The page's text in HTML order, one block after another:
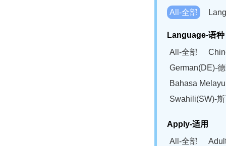
All-全部
Language-语种
All-全部
German(DE)-
Bahasa
Swahili(SW)-
Apply-适用
All-全部